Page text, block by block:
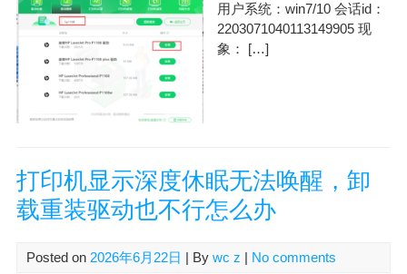
用户系统：win7/10 会话id：
2203071040113149905 现
象： […]
打印机显示深度休眠无法唤醒，卸
载重装驱动也不行怎么办
Posted on 2026年6月22日 | By wc z | No comments